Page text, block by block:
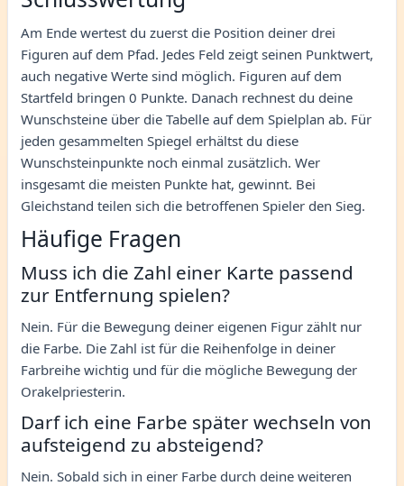
Am Ende wertest du zuerst die Position deiner drei
Figuren auf dem Pfad. Jedes Feld zeigt seinen Punktwert,
auch negative Werte sind möglich. Figuren auf dem
Startfeld bringen 0 Punkte. Danach rechnest du deine
Wunschsteine über die Tabelle auf dem Spielplan ab. Für
jeden gesammelten Spiegel erhältst du diese
Wunschsteinpunkte noch einmal zusätzlich. Wer
insgesamt die meisten Punkte hat, gewinnt. Bei
Gleichstand teilen sich die betroffenen Spieler den Sieg.
Häufige Fragen
Muss ich die Zahl einer Karte passend
zur Entfernung spielen?
Nein. Für die Bewegung deiner eigenen Figur zählt nur
die Farbe. Die Zahl ist für die Reihenfolge in deiner
Farbreihe wichtig und für die mögliche Bewegung der
Orakelpriesterin.
Darf ich eine Farbe später wechseln von
aufsteigend zu absteigend?
Nein. Sobald sich in einer Farbe durch deine weiteren